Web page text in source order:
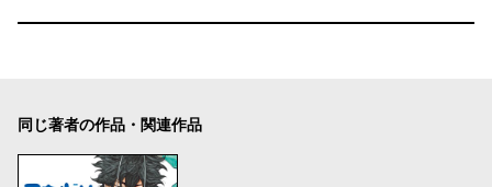
同じ著者の作品・関連作品